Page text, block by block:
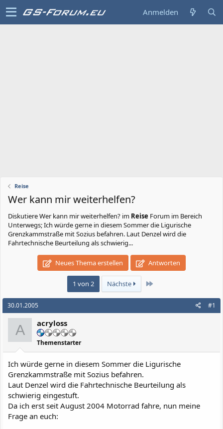
Anmelden
Reise
Wer kann mir weiterhelfen?
DiskutiereWer kann mir weiterhelfen? im Reise Forum im Bereich
Unterwegs; Ich würde gerne in diesem Sommer die Ligurische
Grenzkammstraße mit Sozius befahren. Laut Denzel wird die
Fahrtechnische Beurteilung als schwierig...
Neues Thema erstellen Antworten
1 von 2 Nächste Letzte
30.01.2005 #1
A acryloss
Themenstarter
Ich würde gerne in diesem Sommer die Ligurische
Grenzkammstraße mit Sozius befahren.
Laut Denzel wird die Fahrtechnische Beurteilung als
schwierig eingestuft.
Da ich erst seit August 2004 Motorrad fahre, nun meine
Frage an euch: